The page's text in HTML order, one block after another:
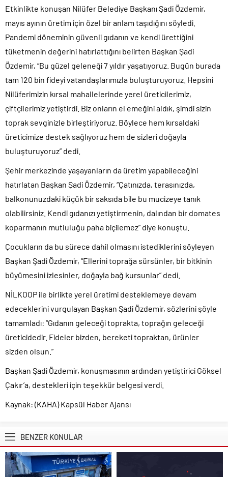
Etkinlikte konuşan Nilüfer Belediye Başkanı Şadi Özdemir,
mayıs ayının üretim için özel bir anlam taşıdığını söyledi.
Pandemi döneminin güvenli gıdanın ve kendi ürettiğini
tüketmenin değerini hatırlattığını belirten Başkan Şadi
Özdemir, “Bu güzel geleneği 7 yıldır yaşatıyoruz. Bugün burada
tam 120 bin fideyi vatandaşlarımızla buluşturuyoruz. Hepsini
Nilüferimizin kırsal mahallelerinde yerel üreticilerimiz,
çiftçilerimiz yetiştirdi. Biz onların el emeğini aldık, şimdi sizin
toprak sevginizle birleştiriyoruz. Böylece hem kırsaldaki
üreticimize destek sağlıyoruz hem de sizleri doğayla
buluşturuyoruz” dedi.
Şehir merkezinde yaşayanların da üretim yapabileceğini
hatırlatan Başkan Şadi Özdemir, “Çatınızda, terasınızda,
balkonunuzdaki küçük bir saksıda bile bu mucizeye tanık
olabilirsiniz. Kendi gıdanızı yetiştirmenin, dalından bir domates
koparmanın mutluluğu paha biçilemez” diye konuştu.
Çocukların da bu sürece dahil olmasını istediklerini söyleyen
Başkan Şadi Özdemir, “Ellerini toprağa sürsünler, bir bitkinin
büyümesini izlesinler, doğayla bağ kursunlar” dedi.
NİLKOOP ile birlikte yerel üretimi desteklemeye devam
edeceklerini vurgulayan Başkan Şadi Özdemir, sözlerini şöyle
tamamladı: “Gıdanın geleceği toprakta, toprağın geleceği
üreticidedir. Fideler bizden, bereketi topraktan, ürünler
sizden olsun.”
Başkan Şadi Özdemir, konuşmasının ardından yetiştirici Göksel
Çakır’a, destekleri için teşekkür belgesi verdi.
Kaynak: (KAHA) Kapsül Haber Ajansı
BENZER KONULAR